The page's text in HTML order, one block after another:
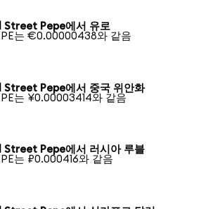
Street Pepe에서 유로
는 €0.00000438와 같음
Street Pepe에서 중국 위안화
는 ¥0.00003414와 같음
Street Pepe에서 러시아 루블
는 ₽0.000416와 같음